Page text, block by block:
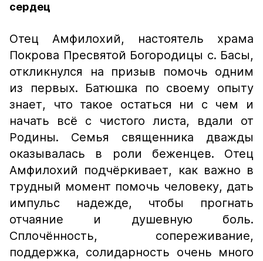
сердец
Отец Амфилохий, настоятель храма
Покрова Пресвятой Богородицы с. Басы,
откликнулся на призыв помочь одним
из первых. Батюшка по своему опыту
знает, что такое остаться ни с чем и
начать всё с чистого листа, вдали от
Родины. Семья священника дважды
оказывалась в роли беженцев. Отец
Амфилохий подчёркивает, как важно в
трудный момент помочь человеку, дать
импульс надежде, чтобы прогнать
отчаяние и душевную боль.
Сплочённость, сопереживание,
поддержка, солидарность очень много